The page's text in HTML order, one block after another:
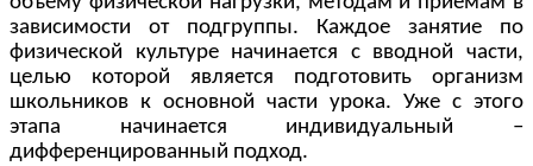
зависимости от подгруппы. Каждое занятие по
физической культуре начинается с вводной части,
целью которой является подготовить организм
школьников к основной части урока. Уже с этого
этапа начинается индивидуальный –
дифференцированный подход.